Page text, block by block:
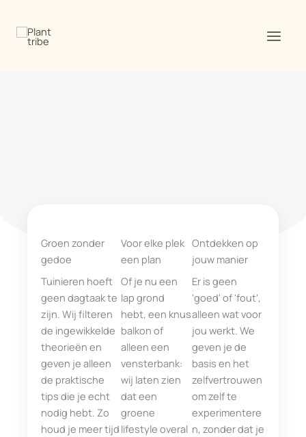
naar
Groen zonder
gedoe
Tuinieren hoeft
geen dagtaak te
zijn. Wij filteren
de ingewikkelde
theorieën en
geven je alleen
de praktische
tips die je echt
nodig hebt. Zo
houd je meer tijd
Voor elke plek
een plan
Of je nu een
lap grond
hebt, een knus
balkon of
alleen een
vensterbank:
wij laten zien
dat een
groene
lifestyle overal
Ontdekken op
jouw manier
Er is geen
'goed' of 'fout',
alleen wat voor
jou werkt. We
geven je de
basis en het
zelfvertrouwen
om zelf te
experimentere
n, zonder dat je